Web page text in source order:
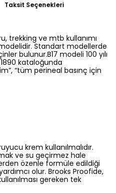
Taksit Seçenekleri
trekking ve mtb kullanımı
Standart modellerde
bulunur.B17 modeli 100 yılı
kataloğunda
“tüm perineal basınç için
krem kullanılmalıdır.
ve su geçirmez hale
özenle formüle edildiği
olur. Brooks Proofide,
gereken tek